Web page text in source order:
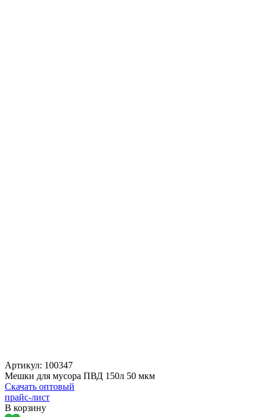
Артикул: 100347
Мешки для мусора ПВД 150л 50 мкм
Скачать оптовый
прайс-лист
В корзину